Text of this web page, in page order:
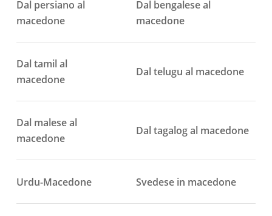
Dal persiano al
macedone
Dal bengalese al
macedone
Dal tamil al
macedone
Dal telugu al macedone
Dal malese al
macedone
Dal tagalog al macedone
Urdu-Macedone Svedese in macedone